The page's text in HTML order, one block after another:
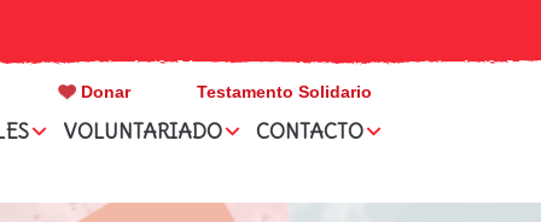
Testamento Solidario
Donar
VOLUNTARIADO CONTACTO